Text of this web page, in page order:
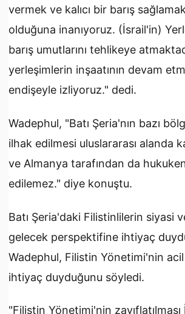
vermek ve kalıcı bir barış
olduğuna inanıyoruz. (İsrail'in)
barış umutlarını tehlikeye
yerleşimlerin inşaatının devam
endişeyle izliyoruz." dedi.
Wadephul, "Batı Şeria'nın bazı
ilhak edilmesi uluslararası alanda
ve Almanya tarafından da
edilemez." diye konuştu.
Batı Şeria'daki Filistinlilerin siyasi
gelecek perspektifine ihtiyaç
Wadephul, Filistin Yönetimi'nin
ihtiyaç duyduğunu söyledi.
"Filistin Yönetimi'nin zayıflatılması